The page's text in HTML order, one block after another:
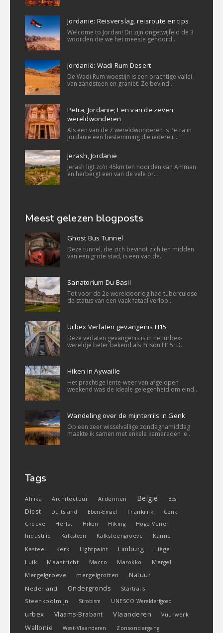
Jordanië: Reisverslag, reisroute en tips
Welcome to Jordan! Dit zijn ongetwijfeld de 3
woorden die we het meeste gehoord..
Jordanië: Wadi Rum Desert
De Wadi Rum woestijn is een prachtige vallei
van zandsteen en graniet. Ze bevind..
Petra, Jordanië; Een van de zeven
wereldwonderen
Als een van de 7 wereldwonderen is Petra in
Jordanië een bestemming die iedere r..
Jerash, Jordanië
Jerash ligt zo’n 45km ten noorden van Amman
en herbergt een van de vele pr..
Meest gelezen blogposts
Ghost Bus Tunnel
Deze tunnel, die zich bevindt zich ten midden
van een grote stad, is een van de..
Sanatorium Du Basil
Tot voor de 2e wereldoorlog had tuberculose
de status van een vaak fataal verlop..
Urbex Verlaten gevangenis H15
Deze verlaten gevangenis is in het urbex-
wereldje beter bekend als Prison H15. D..
Hiken in Aywaille
Het prachtige lente-weer van afgelopen
weekend was de ideale gelegenheid om eind..
Wandeling over de mijnterrils in Genk
Op een zeer wisselvallige zondagnamiddag
maakte ik samen met enkele kameraden e..
Tags
Afrika Architectuur Ardennen België Bos
Diest Duitsland Eben-Emael Frankrijk
Genk
Groeve
Herfst Hiken Hiking Hoge Venen
Industrie Kalksteen Kalksteengroeve
Kanne
Kasteel
Kerk Lightpaint Limburg
Liège
Luik
Maastricht Macro Marokko Mergel
Mergelgroeve mergelgrotten Natuur
Nederland Ondergronds Startrails
Steenkoolmijn Strobism UNESCO Werelderfgoed
urbex Vlaams-Brabant Vlaanderen Vuurwerk
Wallonië West-Vlaanderen Zonsondergang